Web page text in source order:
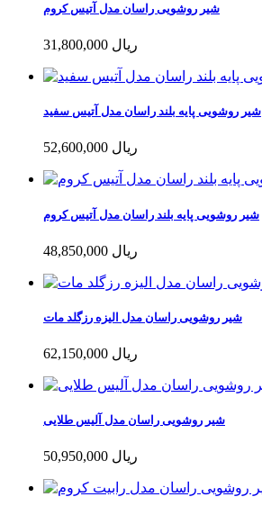
شیر روشویی راسان مدل آتیس کروم
31,800,000 ریال
شیر روشویی پایه بلند راسان مدل آتیس سفید
52,600,000 ریال
شیر روشویی پایه بلند راسان مدل آتیس کروم
48,850,000 ریال
شیر روشویی راسان مدل الیزه رزگلد مات
62,150,000 ریال
شیر روشویی راسان مدل آلیس طلایی
50,950,000 ریال